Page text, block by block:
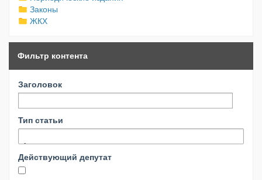
Законы
ЖКХ
Фильтр контента
Заголовок
Тип статьи
Действующий депутат